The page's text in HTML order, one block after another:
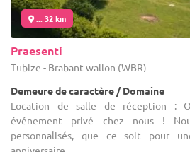
... 32 km
Praesenti
Tubize - Brabant wallon (WBR)
Demeure de caractère / Domaine
Location de salle de réception :
événement privé chez nous !
personnalisés, que ce soit pour